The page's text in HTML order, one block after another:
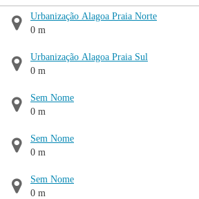
Urbanização Alagoa Praia Norte
0 m
Urbanização Alagoa Praia Sul
0 m
Sem Nome
0 m
Sem Nome
0 m
Sem Nome
0 m